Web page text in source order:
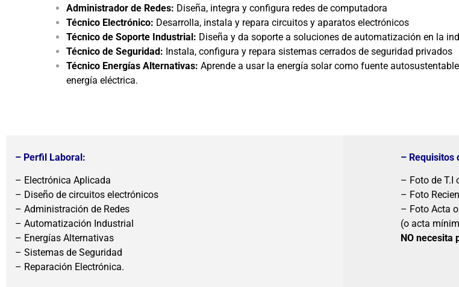
Administrador de Redes: Diseña, integra y configura redes de computadora
Técnico Electrónico: Desarrolla, instala y repara circuitos y aparatos electrónicos
Técnico de Soporte Industrial: Diseña y da soporte a soluciones de automatización en la
Técnico de Seguridad: Instala, configura y repara sistemas cerrados de seguridad privados
Técnico Energías Alternativas: Aprende a usar la energía solar como fuente
energía eléctrica.
– Perfil Laboral:
– Electrónica Aplicada
– Diseño de circuitos electrónicos
– Administración de Redes
– Automatización Industrial
– Energías Alternativas
– Sistemas de Seguridad
– Reparación Electrónica.
– Requisitos
– Foto de T.I
– Foto
– Foto Acta
(o acta
NO necesita